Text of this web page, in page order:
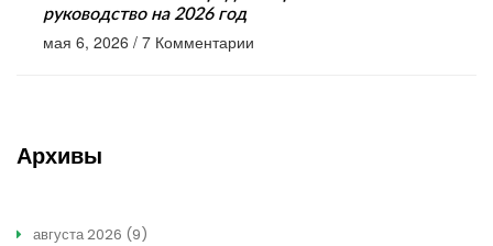
руководство на 2026 год
мая 6, 2026 / 7 Комментарии
Архивы
августа 2026 (9)